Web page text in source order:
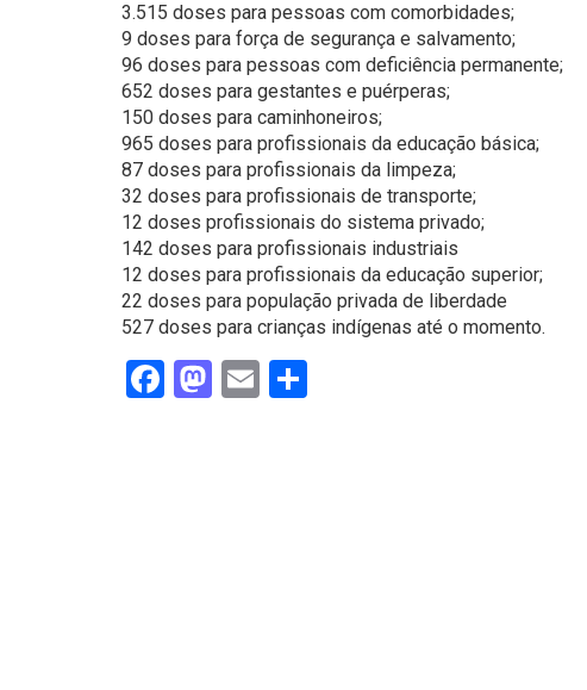
3.515 doses para pessoas com comorbidades;
9 doses para força de segurança e salvamento;
96 doses para pessoas com deficiência permanente;
652 doses para gestantes e puérperas;
150 doses para caminhoneiros;
965 doses para profissionais da educação básica;
87 doses para profissionais da limpeza;
32 doses para profissionais de transporte;
12 doses profissionais do sistema privado;
142 doses para profissionais industriais
12 doses para profissionais da educação superior;
22 doses para população privada de liberdade
527 doses para crianças indígenas até o momento.
Facebook
Mastodon
Email